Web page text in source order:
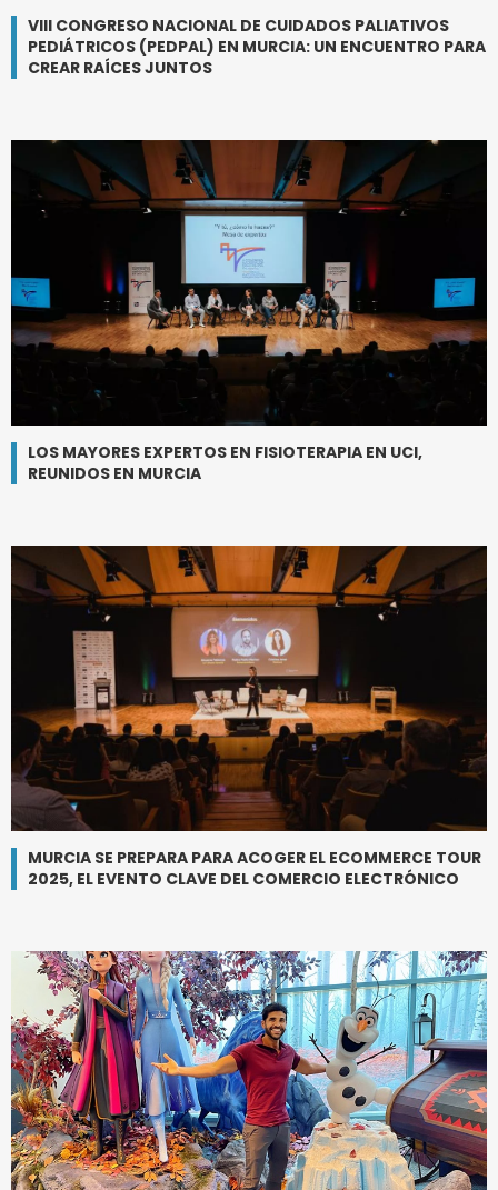
VIII CONGRESO NACIONAL DE CUIDADOS PALIATIVOS
PEDIÁTRICOS (PEDPAL) EN MURCIA: UN ENCUENTRO PARA
CREAR RAÍCES JUNTOS
LOS MAYORES EXPERTOS EN FISIOTERAPIA EN UCI,
REUNIDOS EN MURCIA
MURCIA SE PREPARA PARA ACOGER EL ECOMMERCE TOUR
2025, EL EVENTO CLAVE DEL COMERCIO ELECTRÓNICO